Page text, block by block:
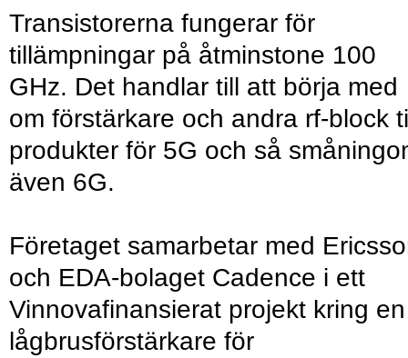
Transistorerna fungerar för
tillämpningar på åtminstone 100
GHz. Det handlar till att börja med
om förstärkare och andra rf-block
produkter för 5G och så
även 6G.
Företaget samarbetar med
och EDA-bolaget Cadence i ett
Vinnovafinansierat projekt kring en
lågbrusförstärkare för